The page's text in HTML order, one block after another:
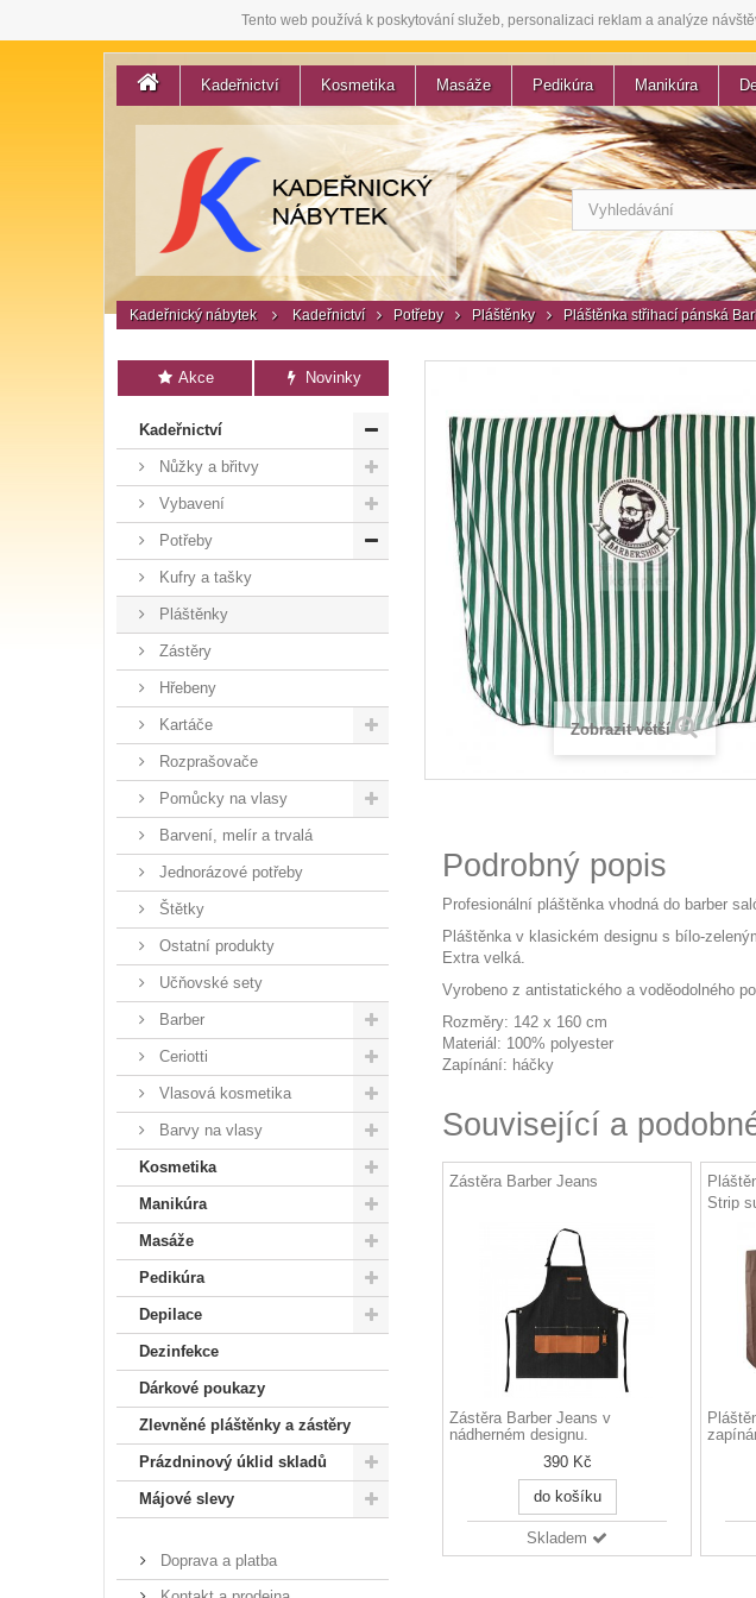
Tento web používá k poskytování služeb, personalizaci reklam a analýze
Kadeřnictví Kosmetika Masáže Pedikúra Manikúra
Kadeřnický nábytek Kadeřnictví Potřeby Pláštěnky Pláštěnka střihací pánská
Akce Novinky
Kadeřnictví
Nůžky a břitvy
Vybavení
Potřeby
Kufry a tašky
Pláštěnky
Zástěry
Hřebeny
Kartáče
Rozprašovače
Pomůcky na vlasy
Barvení, melír a trvalá
Jednorázové potřeby
Štětky
Ostatní produkty
Učňovské sety
Barber
Ceriotti
Vlasová kosmetika
Barvy na vlasy
Kosmetika
Manikúra
Masáže
Pedikúra
Depilace
Dezinfekce
Dárkové poukazy
Zlevněné pláštěnky a zástěry
Prázdninový úklid skladů
Májové slevy
Doprava a platba
Zobrazit větší
Podrobný popis
Profesionální pláštěnka vhodná do barber
Pláštěnka v klasickém designu s bílo-
Extra velká.
Vyrobeno z antistatického a voděodolného
Rozměry: 142 x 160 cm
Materiál: 100% polyester
Zapínání: háčky
Související a
Zástěra Barber Jeans
Zástěra Barber Jeans v
nádherném designu.
390 Kč
do košíku
Skladem
Strip